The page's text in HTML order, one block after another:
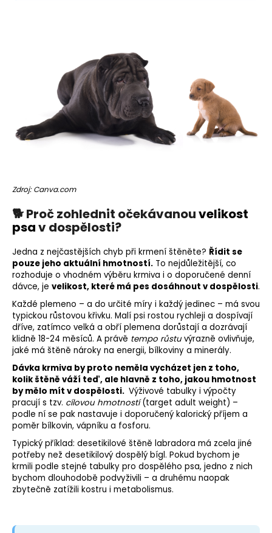
Zdroj: Canva.com
🐕 Proč zohlednit očekávanouvelikost
psav dospělosti?
Jedna z nejčastějších chyb při krmení štěněte? Řídit se
pouze jeho aktuální hmotností. To nejdůležitější, co
rozhoduje o vhodném výběru krmiva i o doporučené denní
dávce, je velikost, které má pes dosáhnout v dospělosti.
Každé plemeno – a do určité míry i každý jedinec – má svou
typickou růstovou křivku. Malí psi rostou rychleji a dospívají
dříve, zatímco velká a obří plemena dorůstají a dozrávají
klidně 18-24 měsíců. A právě tempo růstuvýrazně ovlivňuje,
jaké má štěně nároky na energii, bílkoviny a minerály.
Dávka krmiva by proto neměla vycházet jen z toho,
kolik štěně váží teď, ale hlavně z toho, jakou hmotnost
by mělo mít v dospělosti. Výživové tabulky i výpočty
pracují s tzv. cílovou hmotností(target adult weight) –
podle ní se pak nastavuje i doporučený kalorický příjem a
poměr bílkovin, vápníku a fosforu.
Typický příklad: desetikilové štěně labradora má zcela jiné
potřeby než desetikilový dospělý bígl. Pokud bychom je
krmili podle stejné tabulky pro dospělého psa, jedno z nich
bychom dlouhodobě podvyživili – a druhému naopak
zbytečně zatížili kostru i metabolismus.